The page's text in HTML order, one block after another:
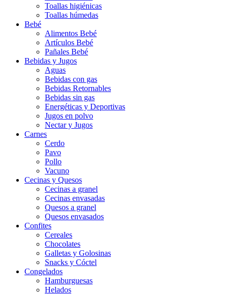
Toallas higiénicas
Toallas húmedas
Bebé
Alimentos Bebé
Artículos Bebé
Pañales Bebé
Bebidas y Jugos
Aguas
Bebidas con gas
Bebidas Retornables
Bebidas sin gas
Energéticas y Deportivas
Jugos en polvo
Nectar y Jugos
Carnes
Cerdo
Pavo
Pollo
Vacuno
Cecinas y Quesos
Cecinas a granel
Cecinas envasadas
Quesos a granel
Quesos envasados
Confites
Cereales
Chocolates
Galletas y Golosinas
Snacks y Cóctel
Congelados
Hamburguesas
Helados